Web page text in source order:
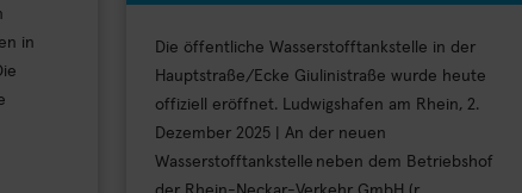
in
Die öffentliche Wasserstofftankstelle in der
Hauptstraße/Ecke Giulinistraße wurde heute
offiziell eröffnet. Ludwigshafen am Rhein, 2.
Dezember 2025 | An der neuen
Wasserstofftankstelle neben dem Betriebshof